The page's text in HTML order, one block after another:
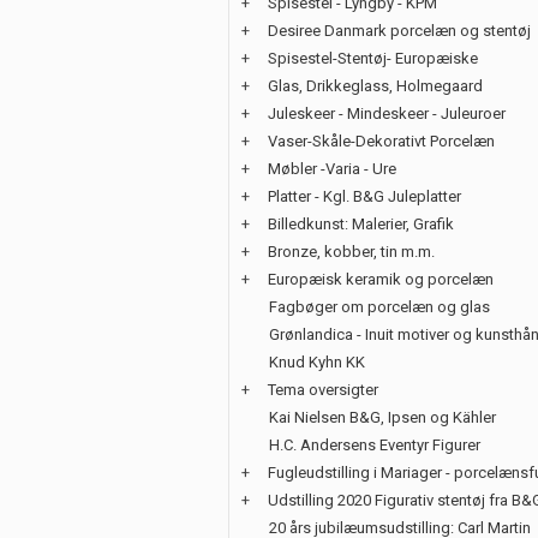
+
Desiree Danmark porcelæn og stentøj
+
Spisestel-Stentøj- Europæiske
+
Glas, Drikkeglass, Holmegaard
+
Juleskeer - Mindeskeer - Juleuroer
+
Vaser-Skåle-Dekorativt Porcelæn
+
Møbler -Varia - Ure
+
Platter - Kgl. B&G Juleplatter
+
Billedkunst: Malerier, Grafik
+
Bronze, kobber, tin m.m.
+
Europæisk keramik og porcelæn
Fagbøger om porcelæn og glas
Grønlandica - Inuit motiver og
Knud Kyhn KK
+
Tema oversigter
Kai Nielsen B&G, Ipsen og Kähler
H.C. Andersens Eventyr Figurer
+
Fugleudstilling i Mariager -
+
Udstilling 2020 Figurativ stentøj fra
20 års jubilæumsudstilling: Carl Martin